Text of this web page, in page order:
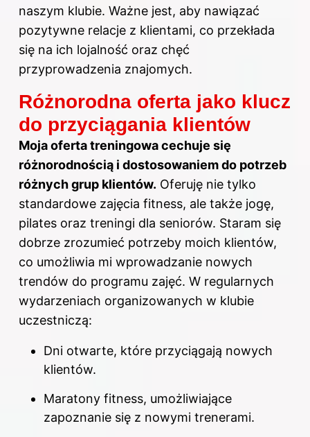
naszym klubie. Ważne jest, aby nawiązać
pozytywne relacje z klientami, co przekłada
się na ich lojalność oraz chęć
przyprowadzenia znajomych.
Różnorodna oferta jako klucz
do przyciągania klientów
Moja oferta treningowa cechuje się
różnorodnością i dostosowaniem do potrzeb
różnych grup klientów. Oferuję nie tylko
standardowe zajęcia fitness, ale także jogę,
pilates oraz treningi dla seniorów. Staram się
dobrze zrozumieć potrzeby moich klientów,
co umożliwia mi wprowadzanie nowych
trendów do programu zajęć. W regularnych
wydarzeniach organizowanych w klubie
uczestniczą:
Dni otwarte, które przyciągają nowych
klientów.
Maratony fitness, umożliwiające
zapoznanie się z nowymi trenerami.